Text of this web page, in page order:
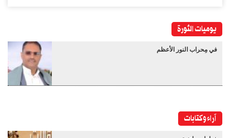
يوميات الثورة
في مِحراب النور الأعظم
آراء وكتابات